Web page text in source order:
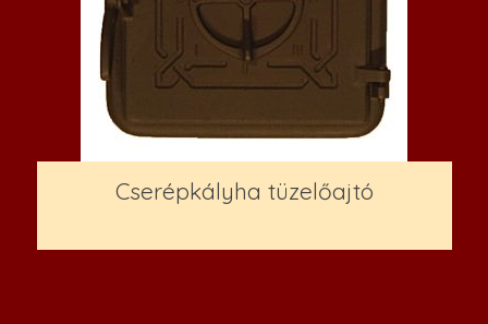
Cserépkályha tüzelőajtó